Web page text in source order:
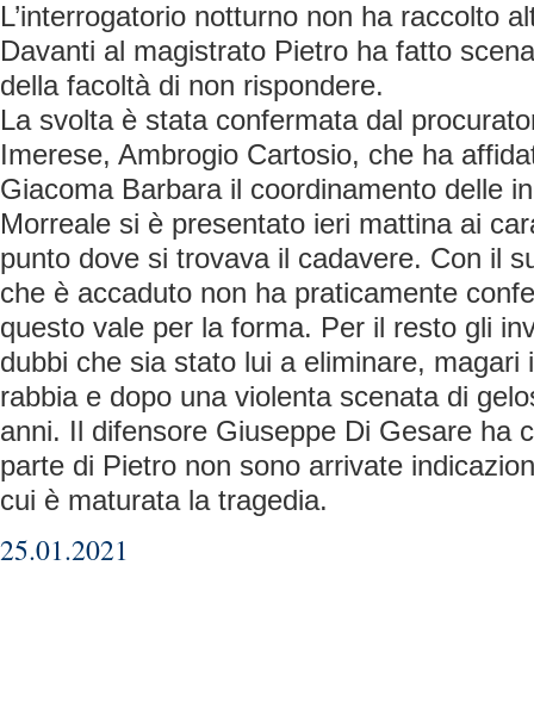
L’interrogatorio notturno non ha raccolto
Davanti al magistrato Pietro ha fatto
della facoltà di non rispondere.
La svolta è stata confermata dal
Imerese, Ambrogio Cartosio, che ha
Giacoma Barbara il coordinamento delle
Morreale si è presentato ieri mattina ai
punto dove si trovava il cadavere. Con il
che è accaduto non ha praticamente
questo vale per la forma. Per il resto gli
dubbi che sia stato lui a eliminare, magari
rabbia e dopo una violenta scenata di
anni. Il difensore Giuseppe Di Gesare ha
parte di Pietro non sono arrivate
cui è maturata la tragedia.
25.01.2021